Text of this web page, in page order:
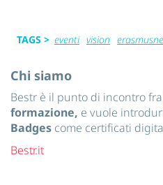
TAGS > eventi vision
Chi siamo
Bestr è il punto di incontro fra
formazione, e vuole
Badges come certificati
Bestr.it